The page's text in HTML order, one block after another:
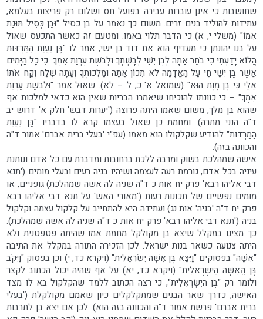
שחושבות כי אינן עוברות עבירה בפועל חס ושלום רק פריצות בעלמא,
עתידות להוליד בנים זרים. משום כך נאמר על בן כסיל "וּבֵן כְּסִיל תּוּגַת
אִמּוֹ" (משלי י, א) כי הדבר תלוי באמו. ומטעם זה כאשר התכעס שאוּל
על בנו יהונתן כי מעדיף הוא את דוד בן ישי, אמר לו "בֶּן נַעֲוַת הַמַּרְדּוּת
הֲלוֹא יָדַעְתִּי כִּי בֹחֵר אַתָּה לְבֶן יִשַׁי לְבָשְׁתְּךָ וּלְבֹשֶׁת עֶרְוַת אִמֶּךָ: כִּי כָל הַיָּמִים
אֲשֶׁר בֶּן יִשַׁי חַי עַל הָאֲדָמָה לֹא תִכּוֹן אַתָּה וּמַלְכוּתֶךָ וְעַתָּה שְׁלַח וְקַח אֹתוֹ
אֵלַי כִּי בֶן מָוֶת הוּא" (שמואל א' כ, ל – לא). שאוּל אמר "וּלְבֹשֶׁת עֶרְוַת
אִמֶּךָ" – כי כוונתו להוכיחו שיאמרו הבריות שאין הוא כדאי למלכות אף
שהוא בן מלך, משום שאמו היתה פרוּצה ('יערות דבש' חלק א' דרוש יב
ד"ה הנני מתרה). ומחמת כן שאול בעצמו קרא לו בדבריו "בֶּן נַעֲוַת
הַמַּרְדּוּת" להודיע שקלקולו הוא מאמו (עפ"י 'בעלי ברית אברם' אמור ד"ה
והכוונה בזה).
אישה שמהלכת בשוק ומרבה ללכת ברחובות ומדברת עם כל אדם ונותנת
עיניה בכל אדם, גורמת רעה לעצמה ושיהיו בניה רעים ובעלי מומים ('תנא
דבי אליהו רבא' פרק יח אות כ ד"ה שניה לה אשה שמהלכת) גופניים, או
מומים נפשיים של תכונות רעות ('מאורי האש' על תנא דבי אליהו רבא
פרק יח ד"ה 'בניה' אות נג) ועתידה היא להתחייב על קלקול עצמה וקלקול
בניה ('תנא דבי אליהו רבא' פרק יח אות כ ד"ה שניה לה אשה שמהלכת).
כך מצינו במקלל שיצא בן מקולקל מחמת אמו שהיתה פטפטנית ולא
היתה צנועה כשאר בנות ישראל. לכן הזכירה התורה במקלל את התיבה
"אִשָּׁה" בפסוקים "וַיֵּצֵא בֶּן אִשָּׁה יִשְׂרְאֵלִית" (ויקרא כד, י) וכן בפסוק "וַיִּקֹּב
בֶּן הָֽאִשָּׁה הַיִּשְׂרְאֵלִית" (ויקרא כד, יא) על אף שהיה יכול הכתוב לקצר
ולומר רק "בֶּן היִשְׂרְאֵלִית", כי רצה הכתוב ללמד שהקלקול בא לו מצד
האישה, כדרך שאר הבנים שמתקלקלים כיון שאמם מקולקלת ('בעלי
ברית אברם' פרשת אמור ד"ה והכוונה בזה הוא). לכן אם יצא בן לתרבות